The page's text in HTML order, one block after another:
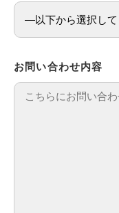
お問い合わせ内容